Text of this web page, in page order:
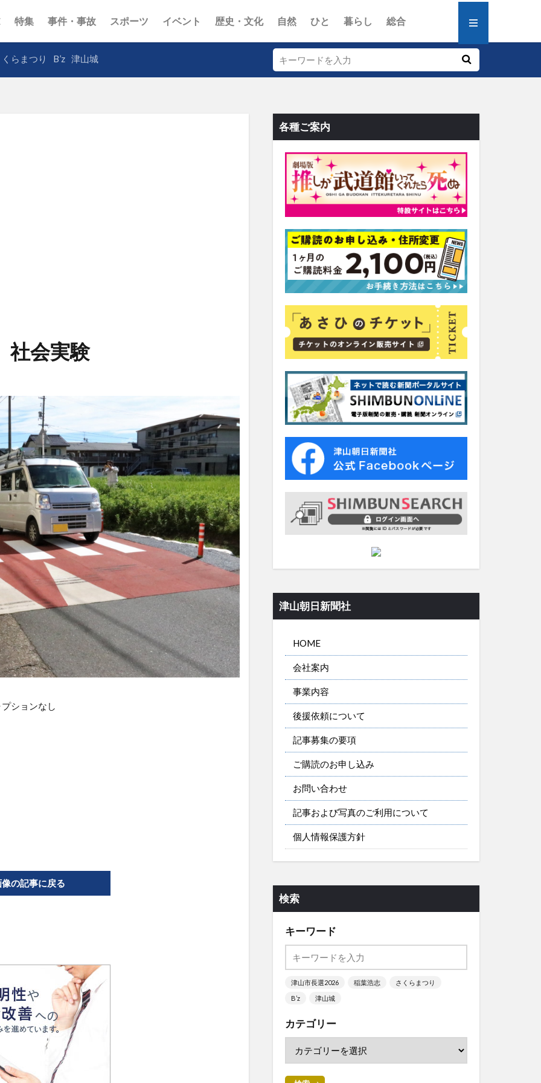
特集 事件・事故 スポーツ イベント 歴史・文化 自然 ひと 暮らし 総合
らまつり B’z 津山城
社会実験
ションなし
の記事に戻る
各種ご案内
津山朝日新聞社
HOME
会社案内
事業内容
後援依頼について
記事募集の要項
ご購読のお申し込み
お問い合わせ
記事および写真のご利用について
個人情報保護方針
検索
キーワード
津山市長選2026 稲葉浩志
さくらまつり
B’z
津山城
カテゴリー